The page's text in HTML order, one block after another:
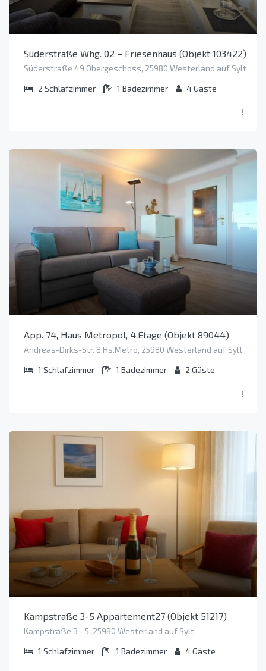
Süderstraße Whg. 02 – Friesenhaus (Objekt 103422)
Süderstraße 49 Obergeschoss, 25980 Westerland auf Sylt
2 Schlafzimmer 1 Badezimmer 4Gäste
App. 74, Haus Metropol, 4.Etage (Objekt 89044)
Andreas-Dirks-Str. 8,Hs.Metro, 25980 Westerland auf Sylt
1 Schlafzimmer 1 Badezimmer 2 Gäste
Kampstraße 3-5 Appartement27 (Objekt 51217)
Kampstraße 3 - 5, 25980 Westerland auf Sylt
1 Schlafzimmer 1 Badezimmer 4Gäste